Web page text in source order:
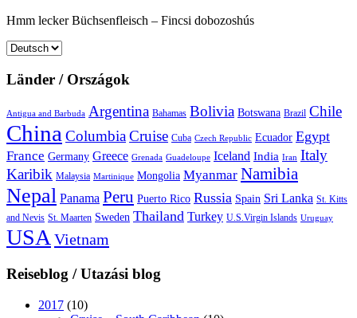
Hmm lecker Büchsenfleisch – Fincsi dobozoshús
Sprache
Länder / Országok
Antigua and Barbuda Argentina Bahamas Bolivia Botswana Brazil Chile
China ColumbiaCruise Cuba Czech Republic Ecuador Egypt
France Germany Greece Grenada Guadeloupe Iceland India Iran Italy
Karibik Malaysia Martinique Mongolia Myanmar Namibia
Nepal Panama Peru Puerto Rico Russia Spain Sri Lanka St. Kitts
and Nevis St. Maarten Sweden Thailand Turkey U.S.Virgin Islands Uruguay
USAVietnam
Reiseblog / Utazási blog
2017 (10)